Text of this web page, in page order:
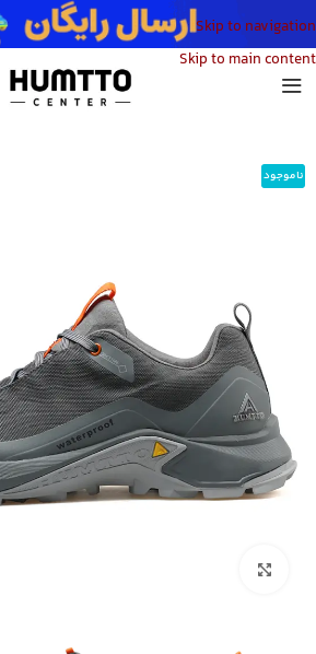
Skip to navigation
Skip to main content
کفش پیاده روی
ناموجود